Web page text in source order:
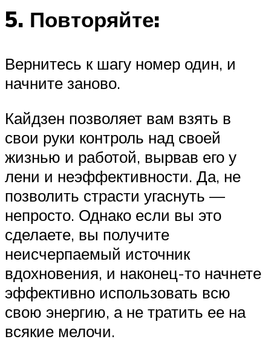
5. Повторяйте:
Вернитесь к шагу номер один, и
начните заново.
Кайдзен позволяет вам взять в
свои руки контроль над своей
жизнью и работой, вырвав его у
лени и неэффективности. Да, не
позволить страсти угаснуть —
непросто. Однако если вы это
сделаете, вы получите
неисчерпаемый источник
вдохновения, и наконец-то начнете
эффективно использовать всю
свою энергию, а не тратить ее на
всякие мелочи.